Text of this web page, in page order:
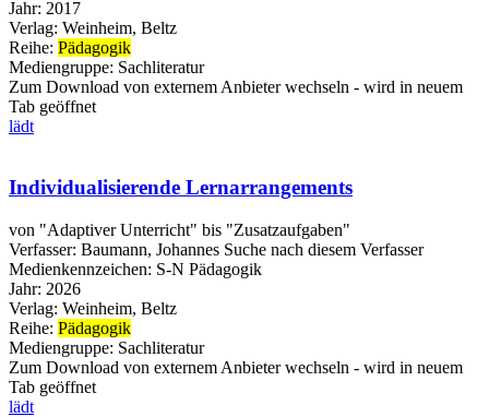
Jahr: 2017
Verlag: Weinheim, Beltz
Reihe: Pädagogik
Mediengruppe: Sachliteratur
Zum Download von externem Anbieter wechseln - wird in neuem
Tab geöffnet
lädt
Individualisierende Lernarrangements
von "Adaptiver Unterricht" bis "Zusatzaufgaben"
Verfasser: Baumann, Johannes Suche nach diesem Verfasser
Medienkennzeichen: S-N Pädagogik
Jahr: 2026
Verlag: Weinheim, Beltz
Reihe: Pädagogik
Mediengruppe: Sachliteratur
Zum Download von externem Anbieter wechseln - wird in neuem
Tab geöffnet
lädt